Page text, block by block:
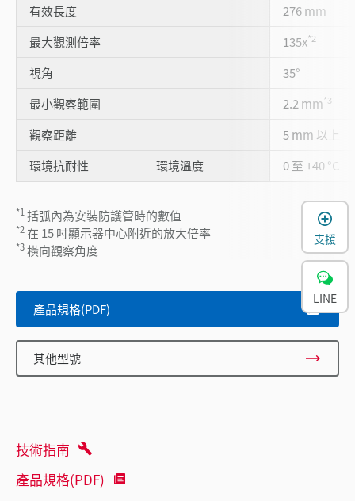
有效長度
276 mm
最大觀測倍率
135x*2
視角
35°
最小觀察範圍
2.2 mm*3
觀察距離
5 mm 以上
環境抗耐性
環境溫度 0 至 +40 °C
*1括弧內為安裝防護管時的數值
*2在 15 吋顯示器中心附近的放大倍率
*3橫向觀察角度
產品規格(PDF)
其他型號
技術指南
產品規格(PDF)
支援
LINE